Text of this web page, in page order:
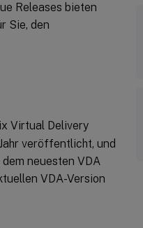
Releases bieten
Sie, den
Virtual Delivery
veröffentlicht, und
neuesten VDA
VDA-Version